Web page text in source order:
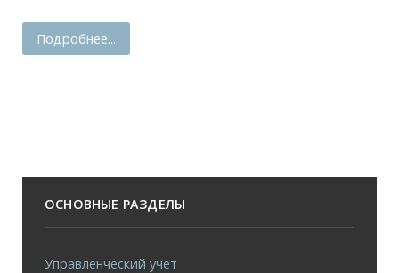
Подробнее...
ОСНОВНЫЕ РАЗДЕЛЫ
Управленческий учет